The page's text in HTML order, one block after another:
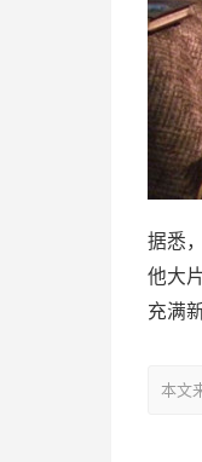
据悉
他大
充满
本文